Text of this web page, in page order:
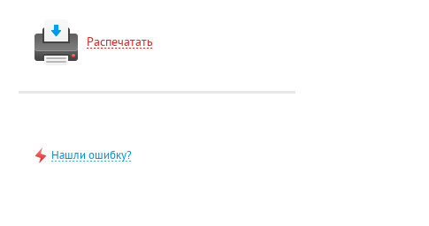
Распечатать
Нашли ошибку?